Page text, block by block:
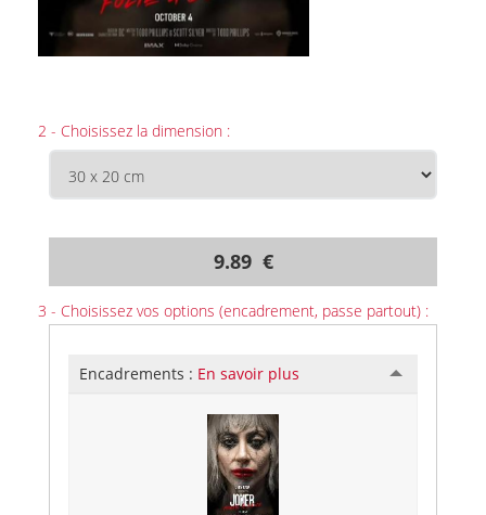
2 - Choisissez la dimension :
9.89 €
3 - Choisissez vos options (encadrement, passe partout) :
Encadrements : En savoir plus